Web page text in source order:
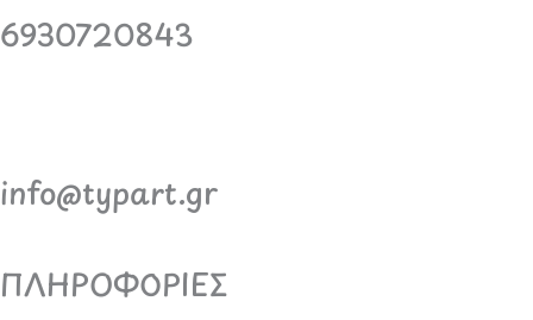
6930720843
info@typart.gr
ΠΛΗΡΟΦΟΡΙΕΣ